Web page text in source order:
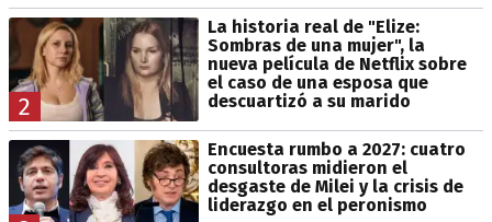
2
La historia real de "Elize:
Sombras de una mujer", la
nueva película de Netflix sobre
el caso de una esposa que
descuartizó a su marido
Encuesta rumbo a 2027: cuatro
consultoras midieron el
desgaste de Milei y la crisis de
liderazgo en el peronismo